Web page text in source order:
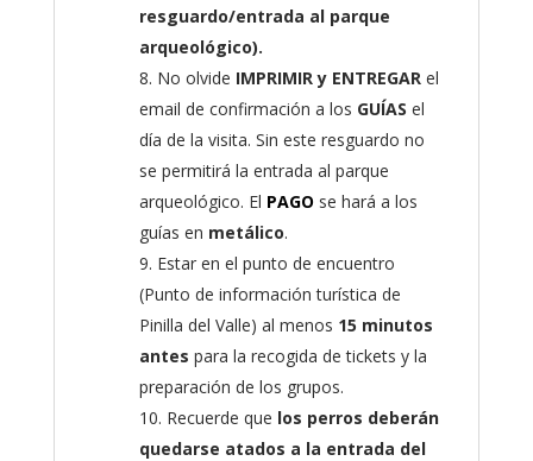
resguardo/entrada al parque
arqueológico).
No olvide IMPRIMIR y ENTREGARel
email de confirmación a los GUÍAS el
día de la visita. Sin este resguardo no
se permitirá la entrada al parque
arqueológico. El PAGO se hará a los
guías en metálico.
Estar en el punto de encuentro
(Punto de información turística de
Pinilla del Valle) al menos 15 minutos
antes para la recogida de tickets y la
preparación de los grupos.
Recuerde que los perros deberán
quedarse atados a la entrada del